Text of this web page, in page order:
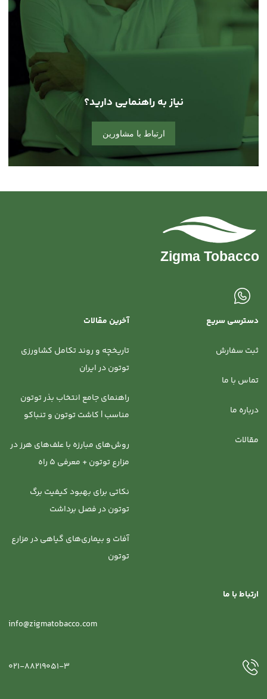
نیاز به راهنمایی دارید؟
ارتباط با مشاورین
دسترسی سریع
ثبت سفارش
تماس با ما
درباره ما
مقالات
آخرین مقالات
تاریخچه و روند تکامل کشاورزی
توتون در ایران
راهنمای جامع انتخاب بذر توتون
مناسب | کاشت توتون و تنباکو
روش‌‌های مبارزه با علف‌های هرز در
مزارع توتون + معرفی 5 راه
نکاتی برای بهبود کیفیت برگ
توتون در فصل برداشت
آفات و بیماری‌های گیاهی در مزارع
توتون
ارتباط با ما
info@zigmatobacco.com
021-88219051-3